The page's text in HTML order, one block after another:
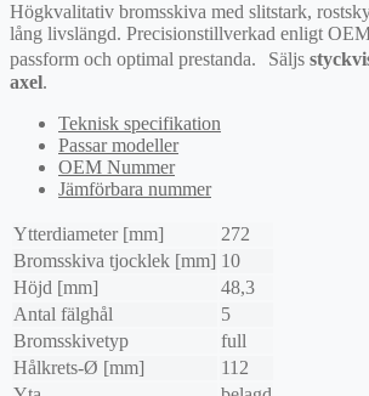
Högkvalitativ bromsskiva med slitstark,
lång livslängd. Precisionstillverkad enligt
passform och optimal prestanda. Säljs
axel.
Teknisk specifikation
Passar modeller
OEM Nummer
Jämförbara nummer
Ytterdiameter [mm]
272
Bromsskiva tjocklek [mm] 10
Höjd [mm]
48,3
Antal fälghål
5
Bromsskivetyp
full
Hålkrets-Ø [mm]
112